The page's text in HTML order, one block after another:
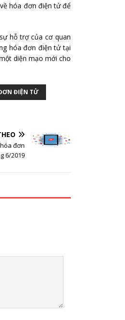
hóa đơn điện tử để
hỗ trợ của cơ quan
hóa đơn điện tử tại
diện mạo mới cho
ĐIỆN TỬ
đơn
6/2019